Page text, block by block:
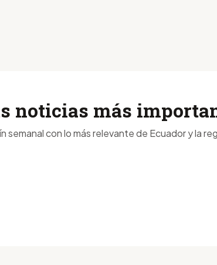
noticias más
semanal con lo más relevante de Ecuador y la